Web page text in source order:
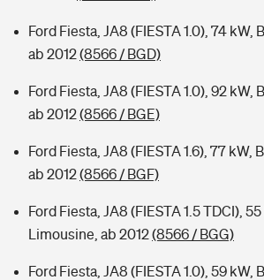
Ford Fiesta, JA8 (FIESTA 1.0), 74 kW,
ab 2012(8566 / BGD)
Ford Fiesta, JA8 (FIESTA 1.0), 92 kW,
ab 2012(8566 / BGE)
Ford Fiesta, JA8 (FIESTA 1.6), 77 kW,
ab 2012(8566 / BGF)
Ford Fiesta, JA8 (FIESTA 1.5 TDCI), 55
Limousine, ab 2012(8566 / BGG)
Ford Fiesta, JA8 (FIESTA 1.0), 59 kW,